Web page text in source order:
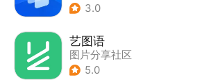
3.0
艺图语
图片分享社区
5.0